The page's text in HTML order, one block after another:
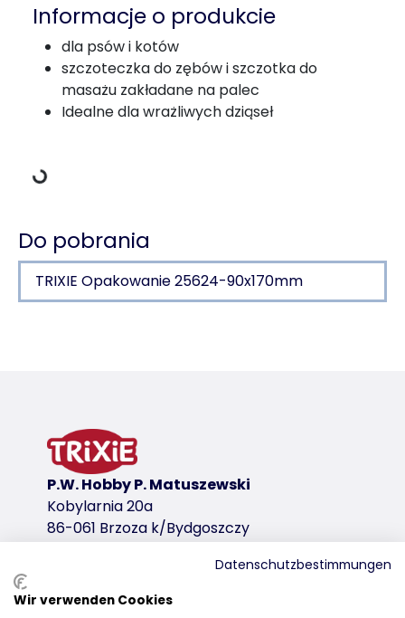
Informacje o produkcie
dla psów i kotów
szczoteczka do zębów i szczotka do
masażu zakładane na palec
Idealne dla wrażliwych dziąseł
Dane ładowania
Do pobrania
TRIXIE Opakowanie 25624-90x170mm
Idealne dla wrażliwych dziąseł
wariant produktu
wariant produktu: unikalny numer
Wymiary
Zawiera
P.W. Hobby P. Matuszewski
Kobylarnia 20a
86-061 Brzoza k/Bydgoszczy
Dystrybucja
Datenschutzbestimmungen
Wir verwenden Cookies